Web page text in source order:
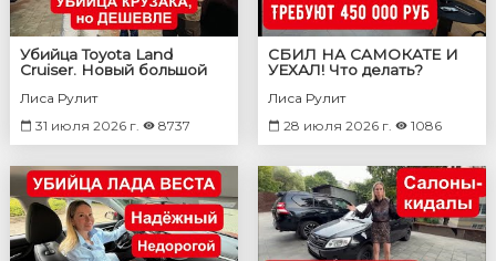
Убийца Toyota Land
Cruiser. Новый большой
внедорожник
Лиса Рулит
31 июля 2026 г.
8737
СБИЛ НА САМОКАТЕ И
УЕХАЛ! Что делать?
Лиса Рулит
28 июля 2026 г.
1086